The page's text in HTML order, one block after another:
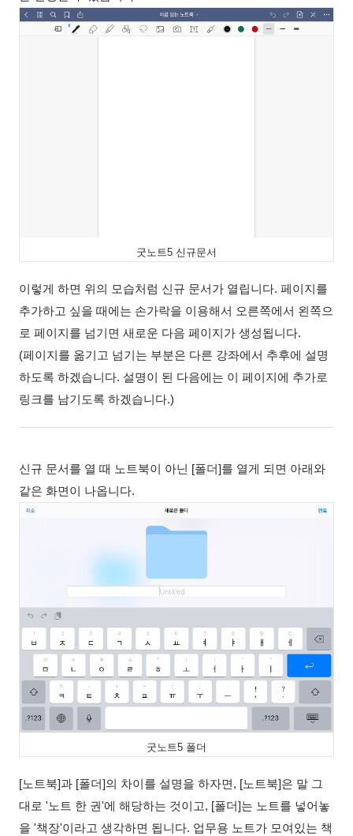
굿노트5 신규문서
이렇게 하면 위의 모습처럼 신규 문서가 열립니다. 페이지를
추가하고 싶을 때에는 손가락을 이용해서 오른쪽에서 왼쪽으
로 페이지를 넘기면 새로운 다음 페이지가 생성됩니다.
(페이지를 옮기고 넘기는 부분은 다른 강좌에서 추후에 설명
하도록 하겠습니다. 설명이 된 다음에는 이 페이지에 추가로
링크를 남기도록 하겠습니다.)
신규 문서를 열 때 노트북이 아닌 [폴더]를 열게 되면 아래와
같은 화면이 나옵니다.
굿노트5 폴더
[노트북]과 [폴더]의 차이를 설명을 하자면, [노트북]은 말 그
대로 '노트 한 권'에 해당하는 것이고, [폴더]는 노트를 넣어놓
을 '책장'이라고 생각하면 됩니다. 업무용 노트가 모여있는 책